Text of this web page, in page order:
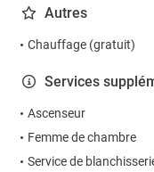
Autres
Chauffage (gratuit)
Services
Ascenseur
Femme de chambre
Service de